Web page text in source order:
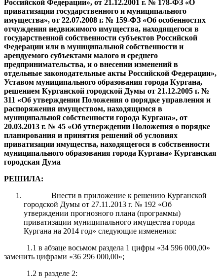
Российской Федерации», от 21.12.2001 г. № 178-ФЗ «О
приватизации государственного и муниципального
имущества», от 22.07.2008 г. № 159-ФЗ «Об особенностях
отчуждения недвижимого имущества, находящегося в
государственной собственности субъектов Российской
Федерации или в муниципальной собственности и
арендуемого субъектами малого и среднего
предпринимательства, и о внесении изменений в
отдельные законодательные акты Российской Федерации»,
Уставом муниципального образования города Кургана,
решением Курганской городской Думы от 21.12.2005 г. №
311 «Об утверждении Положения о порядке управления и
распоряжения имуществом, находящимся в
муниципальной собственности города Кургана», от
20.03.2013 г. № 45 «Об утверждении Положения о порядке
планирования и принятия решений об условиях
приватизации имущества, находящегося в собственности
муниципального образования города Кургана» Курганская
городская Дума
РЕШИЛА:
Внести в приложение к решению Курганской
городской Думы от 27.11.2013 г. № 192 «Об
утверждении прогнозного плана (программы)
приватизации муниципального имущества города
Кургана на 2014 год» следующие изменения:
1.1 в абзаце восьмом раздела 1 цифры «34 596 000,00»
заменить цифрами «36 296 000,00»;
1.2 в разделе 2: